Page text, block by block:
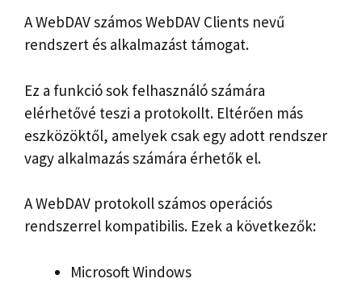
A WebDAV számos WebDAV Clients nevű
rendszert és alkalmazást támogat.
Ez a funkció sok felhasználó számára
elérhetővé teszi a protokollt. Eltérően más
eszközöktől, amelyek csak egy adott rendszer
vagy alkalmazás számára érhetők el.
A WebDAV protokoll számos operációs
rendszerrel kompatibilis. Ezek a következők:
Microsoft Windows